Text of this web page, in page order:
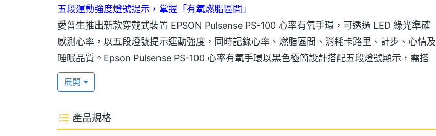
五段運動強度燈號提示，掌握「有氧燃脂區間」
愛普生推出新款穿戴式裝置 EPSON Pulsense PS-100 心率有氧手環，可透過 LED 綠光準確
感測心率，以五段燈號提示運動強度，同時記錄心率、燃脂區間、消耗卡路里、計步、心情及
睡眠品質。Epson Pulsense PS-100 心率有氧手環以黑色極簡設計搭配五段燈號顯示，需搭
配 Pulsense View App 使用；更可搭配智慧行動裝置《Pulsense View》APP，讓使用者全面
瞭解個人運動成效與狀態，進行自我健康管理，達到動得有效、心情放鬆、睡得更好！此外，
通知等都會貼心振動提醒，讓你運動也不漏接重要訊息。
展開
產品規格